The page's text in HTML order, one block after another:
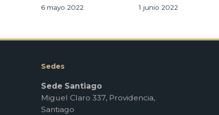
6 mayo 2022 1 junio 2022
Sedes
Sede Santiago
Miguel Claro 337, Providencia,
Santiago